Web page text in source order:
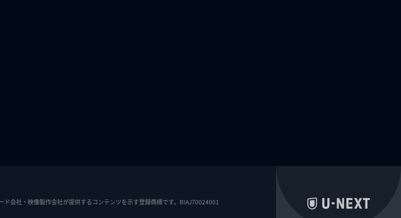
ド会社・映像製作会社が提供するコンテンツを示す登録商標です。RIAJ70024001